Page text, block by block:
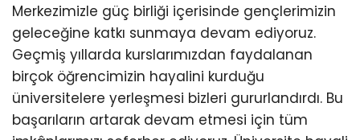
Merkezimizle güç birliği içerisinde gençlerimizin
geleceğine katkı sunmaya devam ediyoruz.
Geçmiş yıllarda kurslarımızdan faydalanan
birçok öğrencimizin hayalini kurduğu
üniversitelere yerleşmesi bizleri gururlandırdı. Bu
başarıların artarak devam etmesi için tüm